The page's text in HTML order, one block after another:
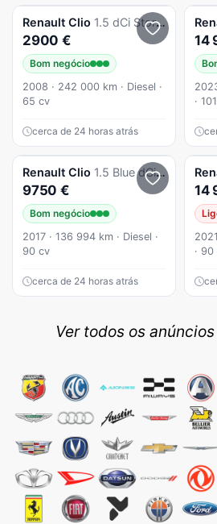
Renault Clio 1.5 dCi Storia Pack
2900 €
Bom negócio
2008 · 242 000 km · Diesel ·
65 cv
cerca de 24 horas atrás
14
·
Renault Clio 1.5 Blue dCi Zen
9750 €
Bom negócio
2017 · 136 994 km · Diesel ·
90 cv
cerca de 24 horas atrás
14
·
Ver todos os